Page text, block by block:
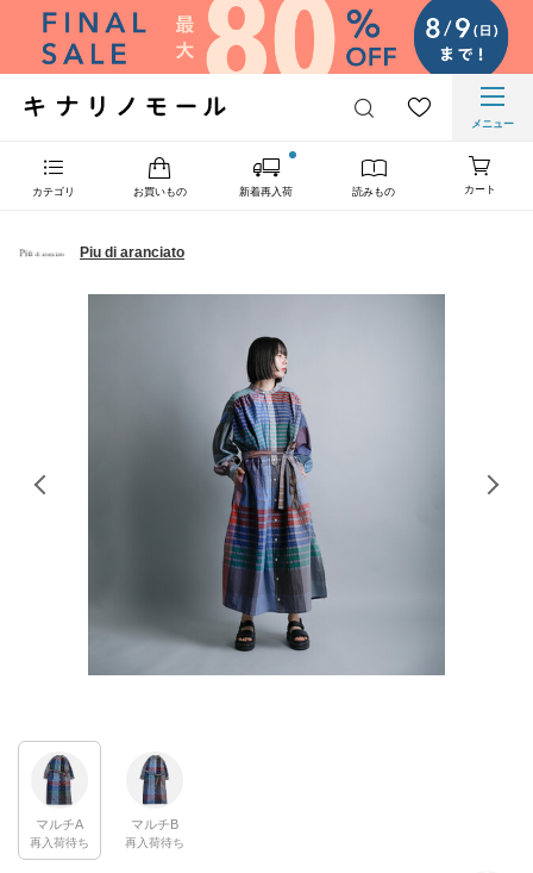
メニュー
カテゴリ お買いもの 新着再入荷 読みもの カート
Piu di aranciato
マルチA
再入荷待ち
マルチB
再入荷待ち